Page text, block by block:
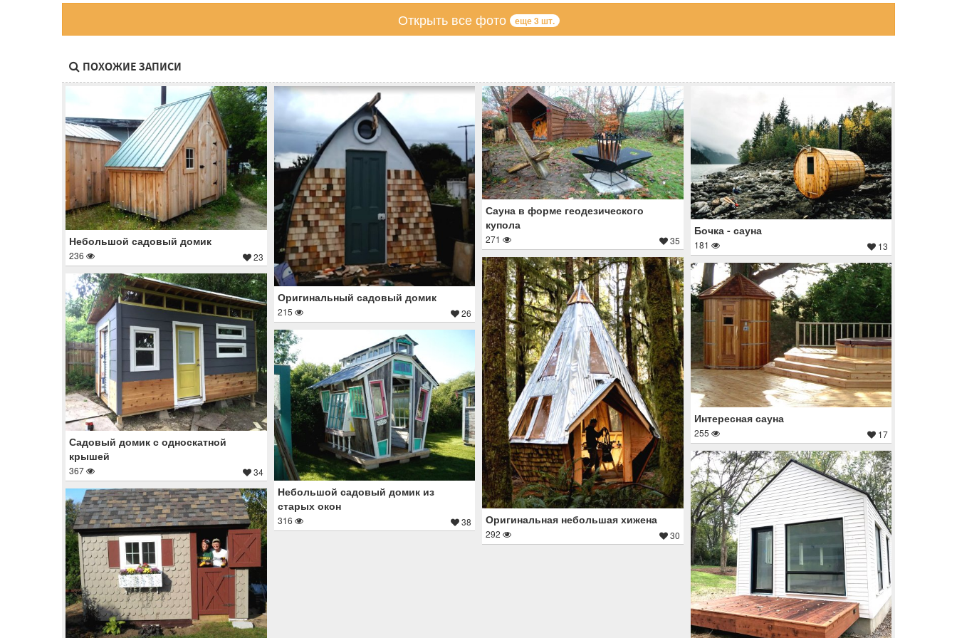
Открыть все фото еще 3 шт.
ПОХОЖИЕ ЗАПИСИ
Небольшой садовый домик
236 23
Оригинальный садовый домик
215 26
Сауна в форме геодезического
купола
271 35
Бочка - сауна
181 13
Оригинальная небольшая хижена
292 30
Интересная сауна
255 17
Садовый домик с односкатной
крышей
367 34
Небольшой садовый домик из
старых окон
316 38